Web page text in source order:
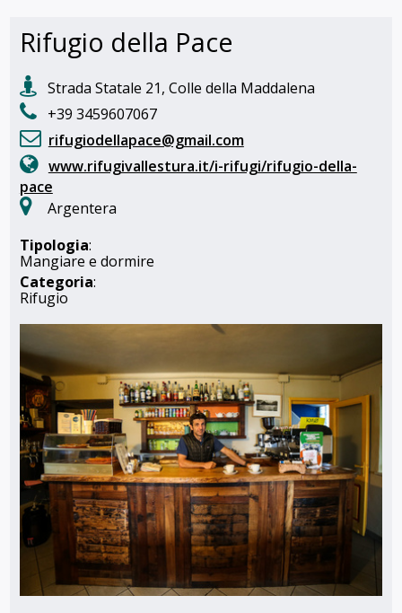
Rifugio della Pace
Strada Statale 21, Colle della Maddalena
+39 3459607067
rifugiodellapace@gmail.com
www.rifugivallestura.it/i-rifugi/rifugio-della-
pace
Argentera
Tipologia:
Mangiare e dormire
Categoria:
Rifugio